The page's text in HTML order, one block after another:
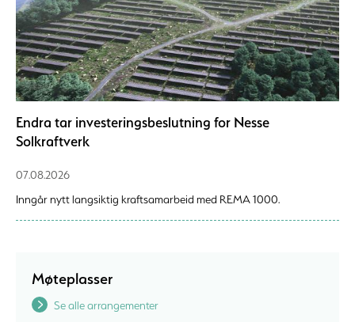
Endra tar investeringsbeslutning for Nesse
Solkraftverk
07.08.2026
Inngår nytt langsiktig kraftsamarbeid med REMA 1000.
Møteplasser
Se alle arrangementer